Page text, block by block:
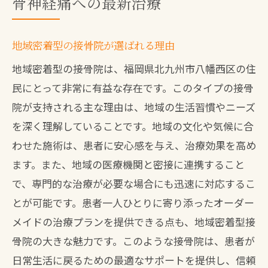
地域密着型の接骨院が選ばれる理由
地域密着型の接骨院は、福岡県北九州市八幡西区の住
民にとって非常に有益な存在です。このタイプの接骨
院が支持される主な理由は、地域の生活習慣やニーズ
を深く理解していることです。地域の文化や気候に合
わせた施術は、患者に安心感を与え、治療効果を高め
ます。また、地域の医療機関と密接に連携すること
で、専門的な治療が必要な場合にも迅速に対応するこ
とが可能です。患者一人ひとりに寄り添ったオーダー
メイドの治療プランを提供できる点も、地域密着型接
骨院の大きな魅力です。このような接骨院は、患者が
日常生活に戻るための最適なサポートを提供し、信頼